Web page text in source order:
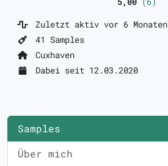
Zuletzt aktiv vor 6 Monaten
41 Samples
Cuxhaven
Dabei seit 12.03.2020
Samples
Über mich